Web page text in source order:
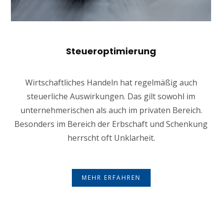
Steueroptimierung
Wirtschaftliches Handeln hat regelmäßig auch
steuerliche Auswirkungen. Das gilt sowohl im
unternehmerischen als auch im privaten Bereich.
Besonders im Bereich der Erbschaft und Schenkung
herrscht oft Unklarheit.
MEHR ERFAHREN